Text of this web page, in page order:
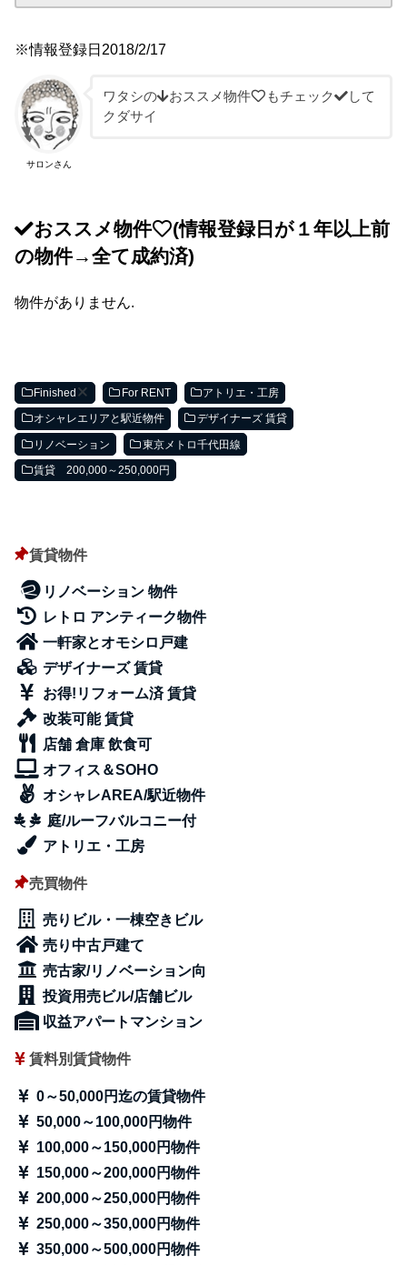
※情報登録日2018/2/17
サロンさん
ワタシの おススメ物件 もチェック
して
クダサイ
おススメ物件
(情報登録日が１年以上前
の物件→全て成約済)
物件がありません.
Finished For RENT アトリエ・工房
オシャレエリアと駅近物件 デザイナーズ 賃貸
リノベーション 東京メトロ千代田線
賃貸 200,000～250,000円
賃貸物件
リノベーション 物件
レトロ アンティーク物件
一軒家とオモシロ戸建
デザイナーズ 賃貸
お得!リフォーム済 賃貸
改装可能 賃貸
店舗 倉庫 飲食可
オフィス＆SOHO
オシャレAREA/駅近物件
庭/ルーフバルコニー付
アトリエ・工房
売買物件
売りビル・一棟空きビル
売り中古戸建て
売古家/リノベーション向
投資用売ビル/店舗ビル
収益アパートマンション
賃料別賃貸物件
0～50,000円迄の賃貸物件
50,000～100,000円物件
100,000～150,000円物件
150,000～200,000円物件
200,000～250,000円物件
250,000～350,000円物件
350,000～500,000円物件